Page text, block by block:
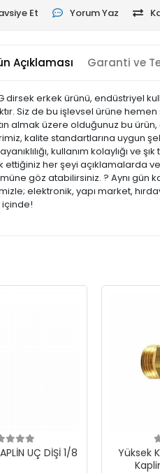
Et Yorum Yaz
Açıklaması Garanti ve
erkek ürünü, endüstriyel
Siz de bu işlevsel ürüne
almak üzere olduğunuz bu
kalite standartlarına uygun
kullanım kolaylığı
her şeyi açıklamalarda
göz atabilirsiniz. ? Aynı gün
elektronik, yapı market,
UÇ DİŞİ 1/8
Yüksek